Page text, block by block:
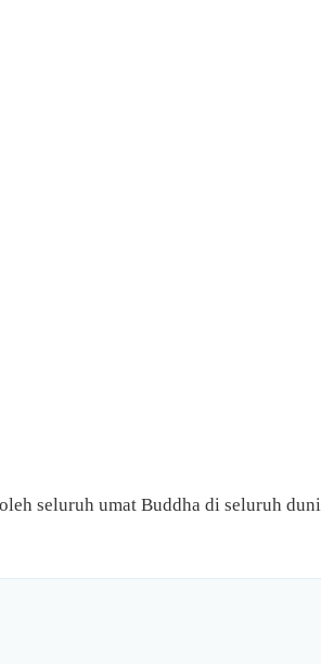
seluruh umat Buddha di seluruh